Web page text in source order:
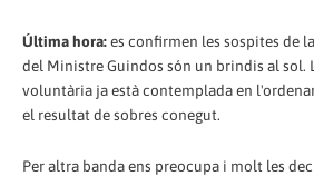
Última hora:es confirmen les sospites de
del Ministre Guindos són un brindis al sol.
voluntària ja està contemplada en
el resultat de sobres conegut.
Per altra banda ens preocupa i molt les